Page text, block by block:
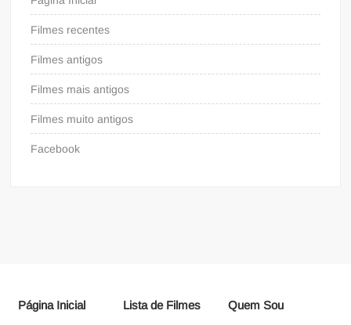
Filmes recentes
Filmes antigos
Filmes mais antigos
Filmes muito antigos
Facebook
Página Inicial Lista de Filmes Quem Sou